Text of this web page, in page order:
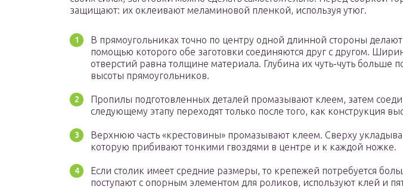
защищают: их оклеивают меламиновой пленкой, используя утюг.
В прямоугольниках точно по центру одной длинной стороны
помощью которого обе заготовки соединяются друг с другом.
отверстий равна толщине материала. Глубина их чуть-чуть больше
высоты прямоугольников.
Пропилы подготовленных деталей промазывают клеем, затем
следующему этапу переходят только после того, как конструкция
Верхнюю часть «крестовины» промазывают клеем. Сверху
которую прибивают тонкими гвоздями в центре и к каждой ножке.
Если столик имеет средние размеры, то крепежей потребуется
поступают с опорным элементом для роликов, используют клей и